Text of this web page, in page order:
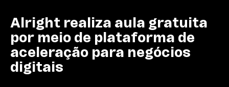
Alright realiza aula gratuita
por meio de plataforma de
aceleração para negócios
digitais